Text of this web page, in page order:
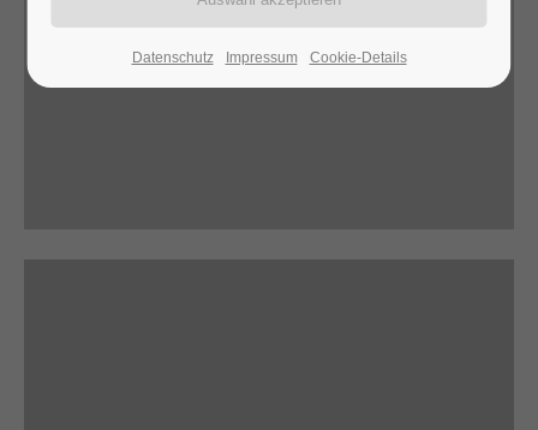
Datenschutz Impressum Cookie-Details